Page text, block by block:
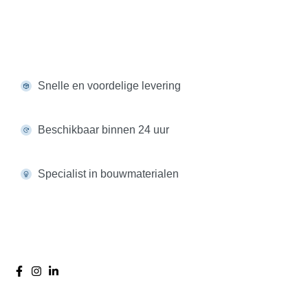
Snelle en voordelige levering
Beschikbaar binnen 24 uur
Specialist in bouwmaterialen